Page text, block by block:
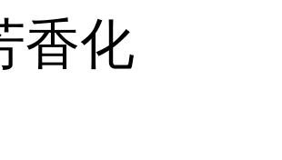
香化